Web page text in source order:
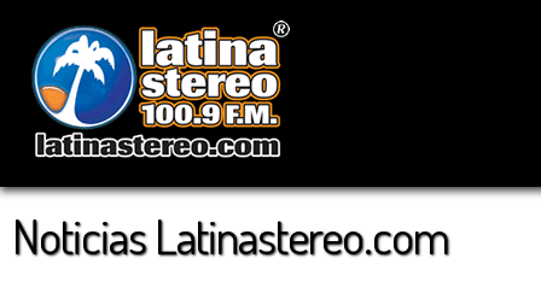
Noticias Latinastereo.com